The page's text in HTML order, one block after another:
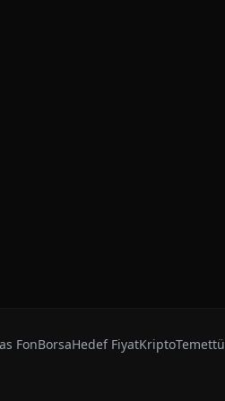
FonBorsaHedef FiyatKriptoTemettü